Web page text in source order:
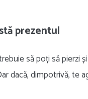
prezentul
să poți să pierzi
dacă, dimpotrivă, te